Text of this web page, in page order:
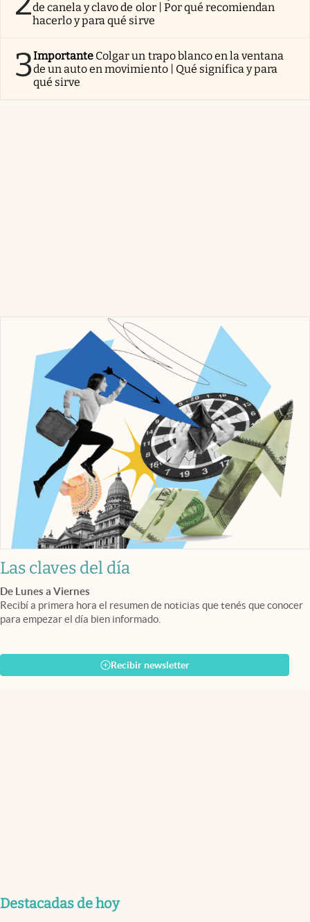
de canela y clavo de olor | Por qué recomiendan
hacerlo y para qué sirve
3Importante Colgar un trapo blanco en la ventana
de un auto en movimiento | Qué significa y para
qué sirve
Las claves del día
De Lunes a Viernes
Recibí a primera hora el resumen de noticias que tenés que conocer
para empezar el día bien informado.
Recibir newsletter
Destacadas de hoy